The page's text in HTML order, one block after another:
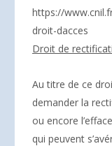
https://
droit-dacces
Droit de
Au titre de ce
demander la
ou encore
qui peuvent